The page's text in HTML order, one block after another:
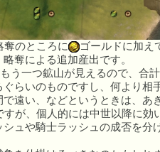
奪のところに
ゴールドに加え
奪による追加産出です。
う一つ鉱山が見えるので、合
らいのものですし、何より相
遠い、などというときは、
すが、個人的には中世以降に効
ュや騎士ラッシュの成否を